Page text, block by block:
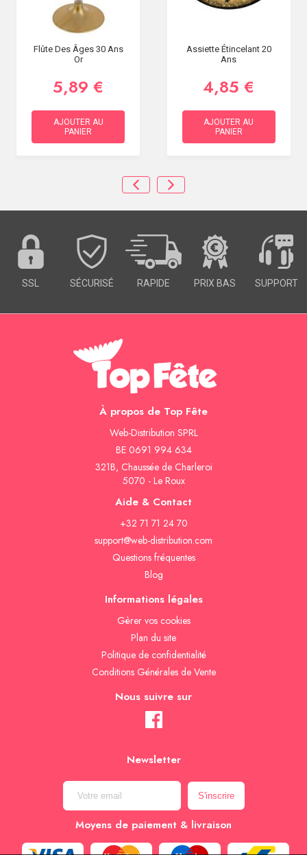
Flûte Des Âges 30 Ans
Or
5,89 €
AJOUTER AU
PANIER
Assiette Étincelant 20
Ans
4,85 €
AJOUTER AU
PANIER
SSL SÉCURISÉ RAPIDE PRIX BAS SUPPORT
À propos de Top Fête
Web-Distribution SPRL
BE 0691 994 634
321B, Chaussée de Charleroi
5070 - Le Roux
Aide & Contact
+32 71 71 24 70
support@web-distribution.com
Questions fréquentes
Blog
Informations légales
Gèrer vos cookies
Plan du site
Politique de confidentialité
Conditions Générales de Vente
Nous suivre sur
Newsletter
Moyens de paiement & livraison